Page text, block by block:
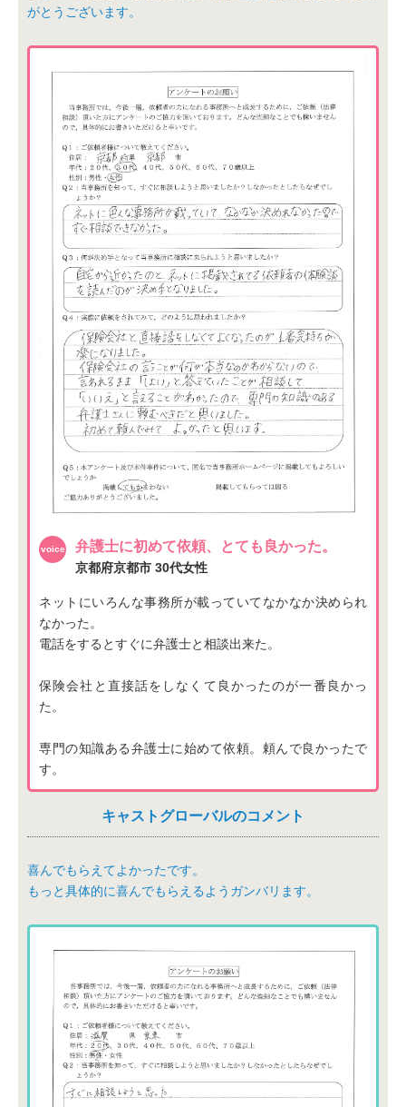
がとうございます。
弁護士に初めて依頼、とても良かった。
京都府京都市 30代女性
ネットにいろんな事務所が載っていてなかなか決められ
なかった。
電話をするとすぐに弁護士と相談出来た。
保険会社と直接話をしなくて良かったのが一番良かっ
た。
専門の知識ある弁護士に始めて依頼。頼んで良かったで
す。
キャストグローバルのコメント
喜んでもらえてよかったです。
もっと具体的に喜んでもらえるようガンバリます。